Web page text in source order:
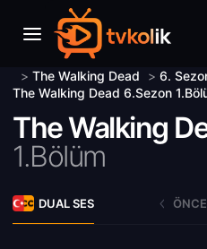
> The Walking Dead > 6.
The Walking Dead 6.Sezon
The Walking
1.Bölüm
DUAL SES